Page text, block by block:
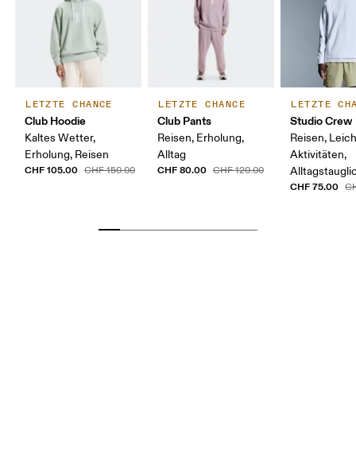
LETZTE CHANCE
Club Hoodie
Kaltes Wetter,
Erholung, Reisen
CHF 105.00 CHF 150.00
LETZTE CHANCE
Club Pants
Reisen, Erholung,
Alltag
CHF 80.00 CHF 120.00
LETZTE
Studio Crew
Reisen,
Aktivitäten,
CHF 75.00